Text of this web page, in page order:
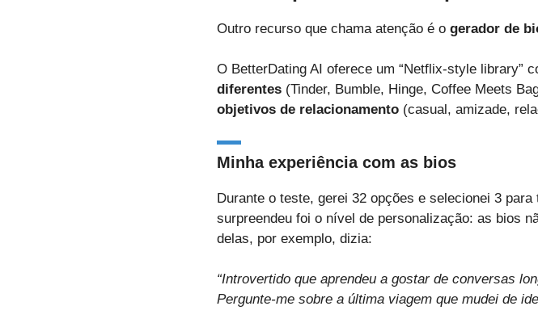
Outro recurso que chama atenção é o gerador de
O BetterDating AI oferece um “Netflix-style library”
diferentes (Tinder, Bumble, Hinge, Coffee Meets
objetivos de relacionamento (casual, amizade,
Minha experiência com as bios
Durante o teste, gerei 32 opções e selecionei 3
surpreendeu foi o nível de personalização: as bios
delas, por exemplo, dizia:
“Introvertido que aprendeu a gostar de conversas
Pergunte-me sobre a última viagem que mudei de